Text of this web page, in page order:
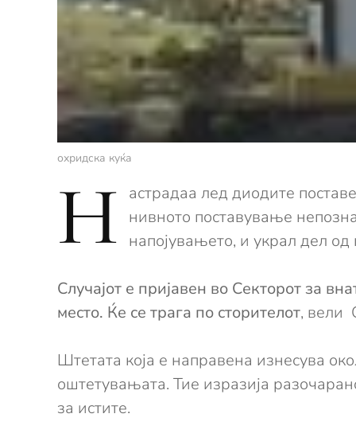
охридска куќа
Н астрадаа лед диодите
нивното поставување
напојувањето, и украл дел
Случајот е пријавен во Секторот за
место. Ќе се трага по сторителот, вели
Штетата која е направена изнесува
оштетувањата. Тие изразија
за истите.